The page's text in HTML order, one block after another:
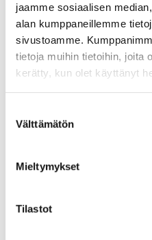
jaamme sosiaalisen
alan kumppaneillemme
sivustoamme.
tietoja muihin tietoihin, joita
kerätty, kun olet käyttänyt
valinta
Välttämätön
Mieltymykset
Tilastot
ETL HVC100KS-B